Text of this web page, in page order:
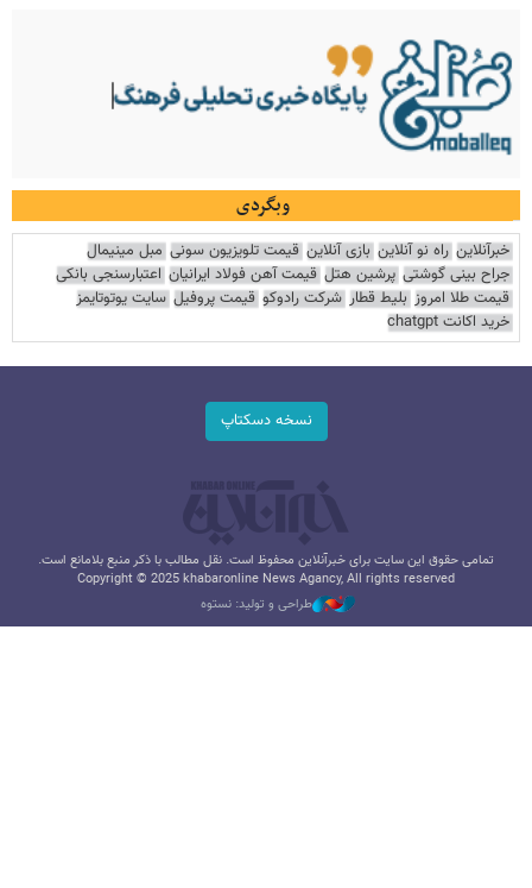
وبگردی
خبرآنلاین راه نو آنلاین بازی آنلاین قیمت تلویزیون سونی مبل مینیمال
جراح بینی گوشتی پرشین هتل قیمت آهن فولاد ایرانیان اعتبارسنجی بانکی
قیمت طلا امروز بلیط قطار شرکت رادوکو قیمت پروفیل سایت یوتوتایمز
خرید اکانت chatgpt
نسخه دسکتاپ
تمامی حقوق این سایت برای خبرآنلاین محفوظ است. نقل مطالب با ذکر منبع بلامانع است.
Copyright © 2025 khabaronline News Agancy, All rights reserved
طراحی و تولید: نستوه